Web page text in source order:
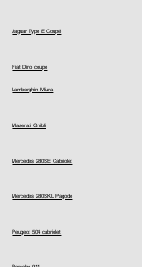
Jaguar Type E Coupé
Lamborghini Miura
Maserati Ghibli
Mercedes 280SE Cabriolet
Mercedes 280SKL Pagode
Peugeot 504 cabriolet
Fiat Dino coupé